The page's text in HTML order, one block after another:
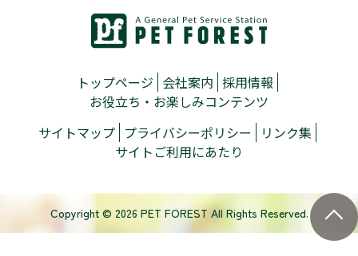
トップページ 会社案内 採用情報
お役立ち・お楽しみコンテンツ
サイトマップ プライバシーポリシー
リンク集
サイトご利用にあたり
Copyright © 2026 PET FOREST All Rights Reserved.